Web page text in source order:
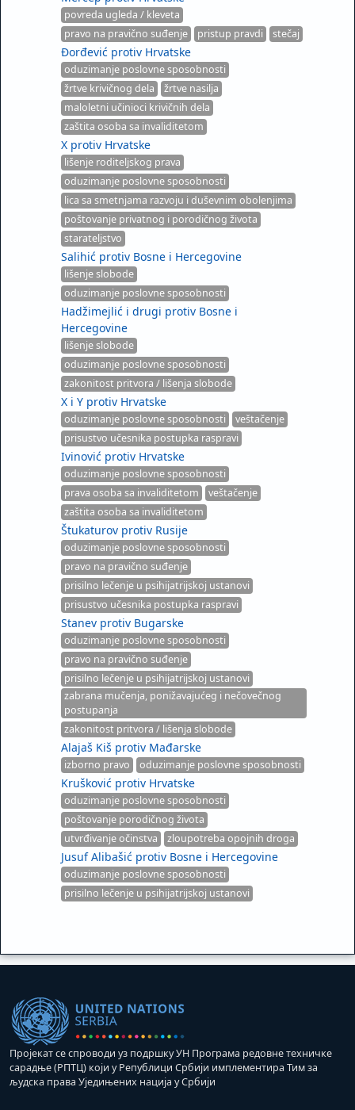
povreda ugleda / kleveta
pravo na pravično suđenje
pristup pravdi stečaj
Đorđević protiv Hrvatske
oduzimanje poslovne sposobnosti
žrtve krivičnog dela
žrtve nasilja
maloletni učinioci krivičnih dela
zaštita osoba sa invaliditetom
X protiv Hrvatske
lišenje roditeljskog prava
oduzimanje poslovne sposobnosti
lica sa smetnjama razvoju i duševnim obolenjima
poštovanje privatnog i porodičnog života
starateljstvo
Salihić protiv Bosne i Hercegovine
lišenje slobode
oduzimanje poslovne sposobnosti
Hadžimejlić i drugi protiv Bosne i
Hercegovine
lišenje slobode
oduzimanje poslovne sposobnosti
zakonitost pritvora / lišenja slobode
X i Y protiv Hrvatske
oduzimanje poslovne sposobnosti
veštačenje
prisustvo učesnika postupka raspravi
Ivinović protiv Hrvatske
oduzimanje poslovne sposobnosti
prava osoba sa invaliditetom
veštačenje
zaštita osoba sa invaliditetom
Štukaturov protiv Rusije
oduzimanje poslovne sposobnosti
pravo na pravično suđenje
prisilno lečenje u psihijatrijskoj ustanovi
prisustvo učesnika postupka raspravi
Stanev protiv Bugarske
oduzimanje poslovne sposobnosti
pravo na pravično suđenje
prisilno lečenje u psihijatrijskoj ustanovi
zabrana mučenja, ponižavajućeg i nečovečnog
postupanja
zakonitost pritvora / lišenja slobode
Alajaš Kiš protiv Mađarske
izborno pravo oduzimanje poslovne sposobnosti
Krušković protiv Hrvatske
oduzimanje poslovne sposobnosti
poštovanje porodičnog života
utvrđivanje očinstva
zloupotreba opojnih droga
Jusuf Alibašić protiv Bosne i Hercegovine
oduzimanje poslovne sposobnosti
prisilno lečenje u psihijatrijskoj ustanovi
Пројекат се спроводи уз подршку УН Програма редовне техничке
сарадње (РПТЦ) који у Републици Србији имплементира Тим за
људска права Уједињених нација у Србији